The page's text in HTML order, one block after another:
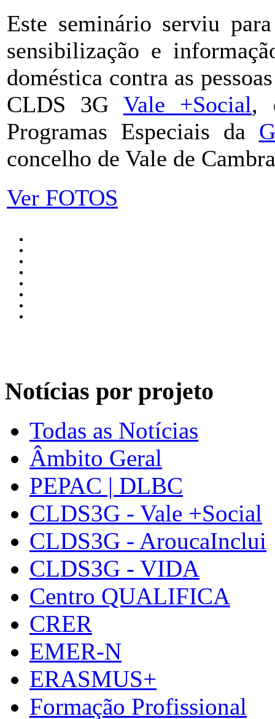
Este seminário serviu
sensibilização e
doméstica contra as
CLDS 3G Vale +Social,
Programas Especiais da
concelho de Vale de
Ver FOTOS
Notícias por projeto
Todas as Notícias
Âmbito Geral
PEPAC | DLBC
CLDS3G - Vale +Social
CLDS3G - AroucaInclui
CLDS3G - VIDA
Centro QUALIFICA
CRER
EMER-N
ERASMUS+
Formação Profissional